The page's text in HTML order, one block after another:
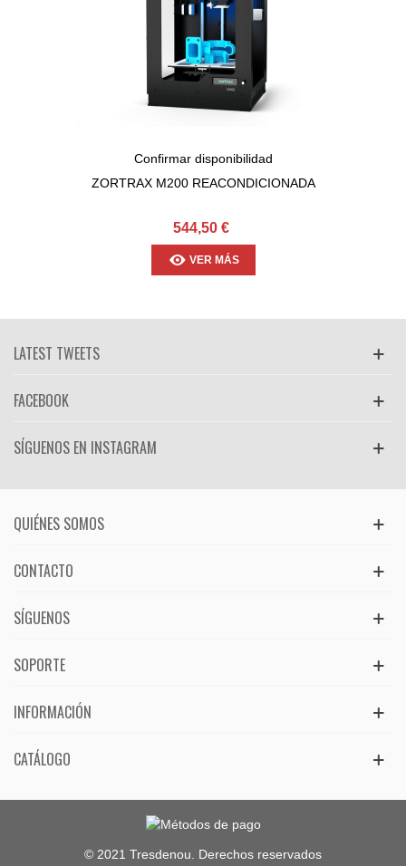
Confirmar disponibilidad
ZORTRAX M200 REACONDICIONADA
544,50 €
VER MÁS
LATEST TWEETS
FACEBOOK
SÍGUENOS EN INSTAGRAM
QUIÉNES SOMOS
CONTACTO
SÍGUENOS
SOPORTE
INFORMACIÓN
CATÁLOGO
© 2021 Tresdenou. Derechos reservados